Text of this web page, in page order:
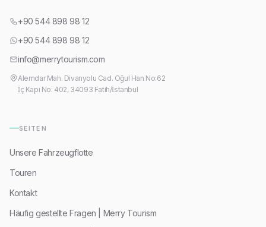
+90 544 898 98 12
+90 544 898 98 12
info@merrytourism.com
Alemdar Mah. Divanyolu Cad. Oğul Han No:62
İç Kapı No: 402, 34093 Fatih/İstanbul
SEITEN
Unsere Fahrzeugflotte
Touren
Kontakt
Häufig gestellte Fragen | Merry Tourism